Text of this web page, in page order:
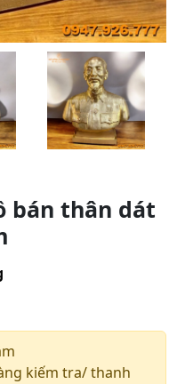
bán thân dát
kiếm tra/ thanh